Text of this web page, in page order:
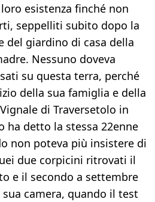
esistenza finché non
seppelliti subito dopo la
del giardino di casa della
Nessuno doveva
su questa terra, perché
della sua famiglia e della
di Traversetolo in
ha detto la stessa 22enne
non poteva più insistere di
due corpicini ritrovati il
e il secondo a settembre
camera, quando il test